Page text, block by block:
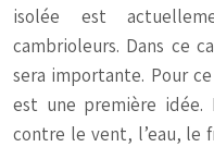
isolée est
cambrioleurs. Dans ce
sera importante. Pour
est une première idée.
contre le vent, l’eau, le